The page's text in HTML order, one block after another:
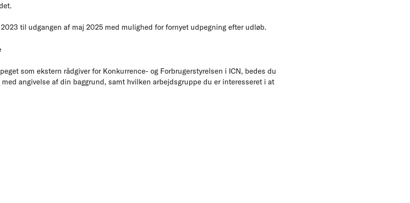
til udgangen af maj 2025 med mulighed for fornyet udpegning efter udløb.
som ekstern rådgiver for Konkurrence- og Forbrugerstyrelsen i ICN, bedes du
med angivelse af din baggrund, samt hvilken arbejdsgruppe du er interesseret i at